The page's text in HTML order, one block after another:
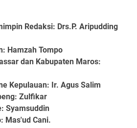
Redaksi: Drs.P. Aripudding
: Hamzah Tompo
dan Kabupaten Maros:
Kepulauan: Ir. Agus Salim
: Zulfikar
: Syamsuddin
: Mas'ud Cani.